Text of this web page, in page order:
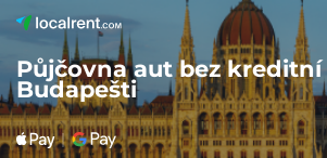
Půjčovna aut bez
Budapešti